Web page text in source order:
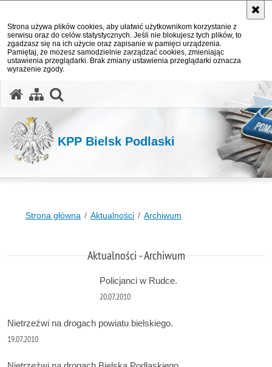
Strona używa plików cookies, aby ułatwić użytkownikom korzystanie z
serwisu oraz do celów statystycznych. Jeśli nie blokujesz tych plików, to
zgadzasz się na ich użycie oraz zapisanie w pamięci urządzenia.
Pamiętaj, że możesz samodzielnie zarządzać cookies, zmieniając
ustawienia przeglądarki. Brak zmiany ustawienia przeglądarki oznacza
wyrażenie zgody.
KPP Bielsk Podlaski
Strona główna Aktualności Archiwum
Aktualności - Archiwum
Policjanci w Rudce.
20.07.2010
Nietrzeźwi na drogach powiatu bielskiego.
19.07.2010